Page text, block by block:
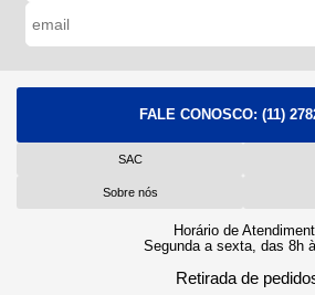
FALE CONOSCO: (11)
SAC
Sobre nós
Horário de
Segunda a sexta, das 8h
Retirada de